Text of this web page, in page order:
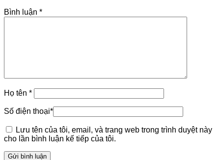
Bình luận *
Họ tên *
Số điện thoại*
Lưu tên của tôi, email, và trang web trong trình duyệt này
cho lần bình luận kế tiếp của tôi.